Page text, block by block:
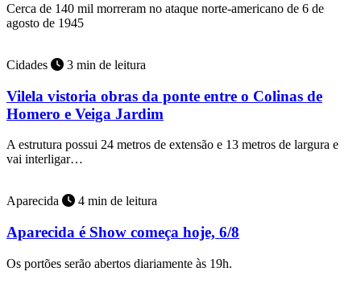
Cerca de 140 mil morreram no ataque norte-americano de 6 de
agosto de 1945
Cidades 3 min de leitura
Vilela vistoria obras da ponte entre o Colinas de
Homero e Veiga Jardim
A estrutura possui 24 metros de extensão e 13 metros de largura e
vai interligar…
Aparecida 4 min de leitura
Aparecida é Show começa hoje, 6/8
Os portões serão abertos diariamente às 19h.